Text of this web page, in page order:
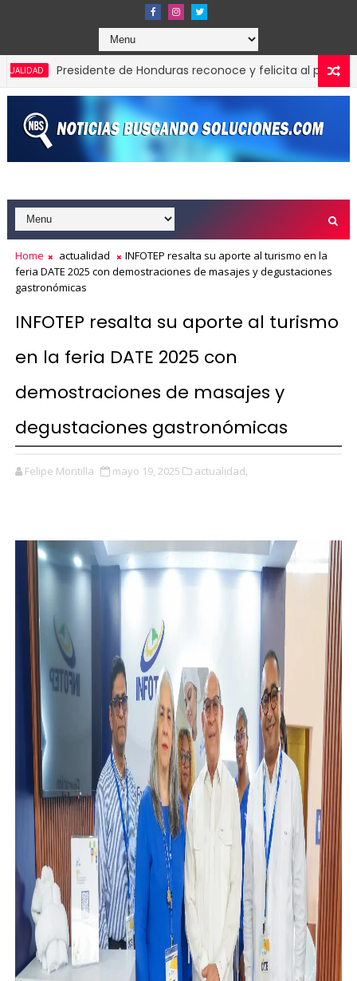
Presidente de Honduras reconoce y felicita al presidente
Home actualidad
INFOTEP resalta su aporte al turismo en la
feria DATE 2025 con demostraciones de masajes y degustaciones
gastronómicas
INFOTEP resalta su aporte al turismo
en la feria DATE 2025 con
demostraciones de masajes y
degustaciones gastronómicas
Felipe Montilla mayo 19, 2025 actualidad,